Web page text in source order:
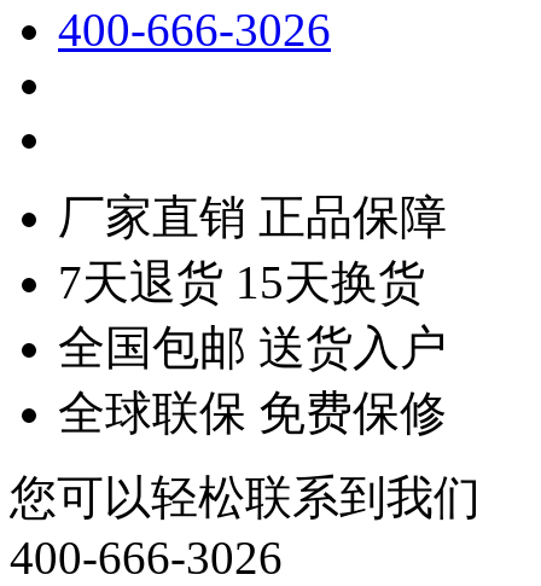
400-666-3026
厂家直销 正品保障
7天退货 15天换货
全国包邮 送货入户
全球联保 免费保修
您可以轻松联系到我们
400-666-3026